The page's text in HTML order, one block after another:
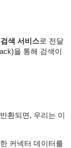
색 서비스로 전달
을 통해 검색이
환되면, 우리는 이
커넥터 데이터를